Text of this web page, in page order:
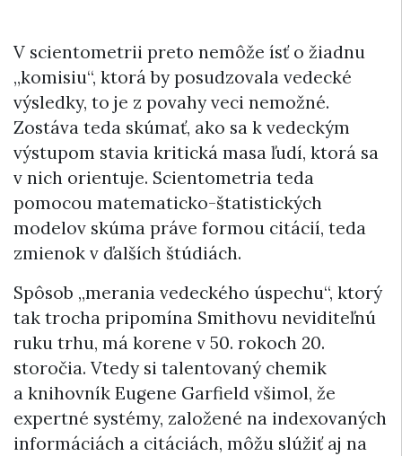
V scientometrii preto nemôže ísť o žiadnu
„komisiu“, ktorá by posudzovala vedecké
výsledky, to je z povahy veci nemožné.
Zostáva teda skúmať, ako sa k vedeckým
výstupom stavia kritická masa ľudí, ktorá sa
v nich orientuje. Scientometria teda
pomocou matematicko-štatistických
modelov skúma práve formou citácií, teda
zmienok v ďalších štúdiách.
Spôsob „merania vedeckého úspechu“, ktorý
tak trocha pripomína Smithovu neviditeľnú
ruku trhu, má korene v 50. rokoch 20.
storočia. Vtedy si talentovaný chemik
a knihovník Eugene Garfield všimol, že
expertné systémy, založené na indexovaných
informáciách a citáciách, môžu slúžiť aj na